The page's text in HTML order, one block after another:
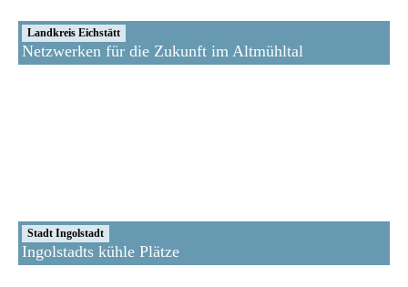
Landkreis Eichstätt
Netzwerken für die Zukunft im Altmühltal
Stadt Ingolstadt
Ingolstadts kühle Plätze